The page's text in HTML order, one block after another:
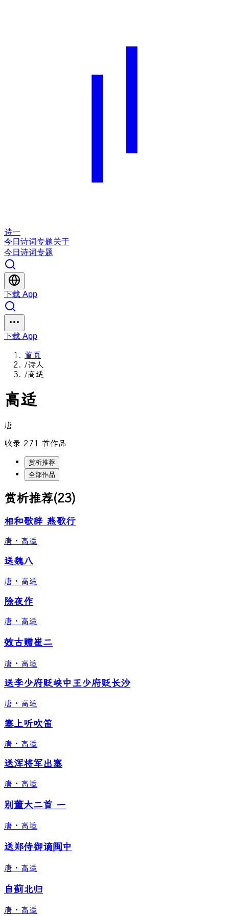
诗一
今日 诗词专题关于
今日 诗词专题
下载 App
下载 App
首页
/诗人
/高适
高适
唐
收录 271 首作品
赏析推荐
全部作品
赏析推荐(23)
相和歌辞 燕歌行
唐 · 高适
送魏八
唐 · 高适
除夜作
唐 · 高适
效古赠崔二
唐 · 高适
送李少府贬峡中王少府贬长沙
唐 · 高适
塞上听吹笛
唐 · 高适
送浑将军出塞
唐 · 高适
别董大二首 一
唐 · 高适
送郑侍御谪闽中
唐 · 高适
自蓟北归
唐 · 高适